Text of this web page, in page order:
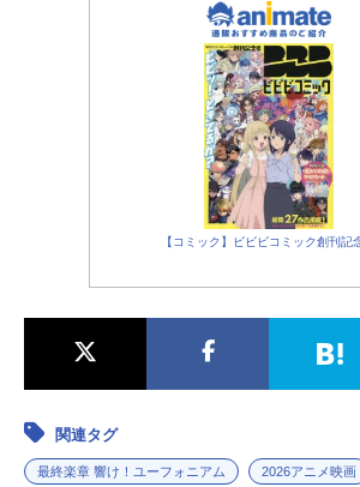
【コミック】ビビビコミック創刊記
関連タグ
最終楽章 響け！ユーフォニアム 2026アニメ映画